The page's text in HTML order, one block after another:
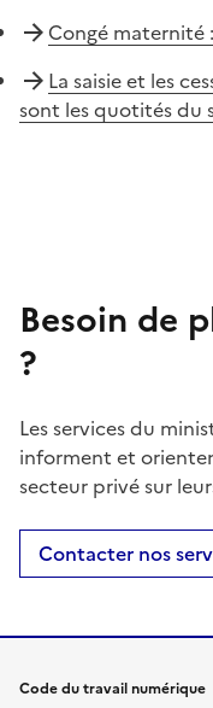
Congé maternité
La saisie et les
sont les quotités du
Besoin de
?
Les services du
informent et
secteur privé sur
Contacter nos
Code du travail numérique